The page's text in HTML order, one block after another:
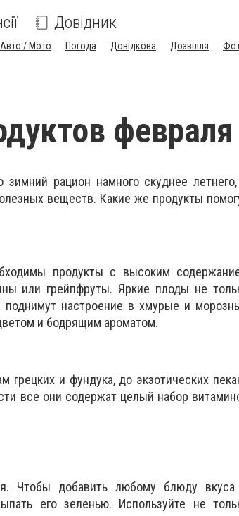
Довідник
Авто / Мото Погода Довідкова Дозвілля
февраля
рацион намного скуднее
веществ. Какие же продукты
продукты с высоким
или грейпфруты. Яркие плоды не
поднимут настроение в хмурые и
и бодрящим ароматом.
и фундука, до экзотических
все они содержат целый набор
Чтобы добавить любому блюду
его зеленью. Используйте не